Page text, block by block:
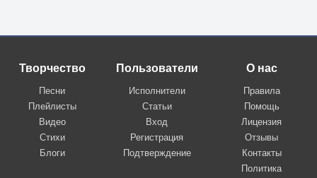
Творчество
Песни
Плейлисты
Видео
Стихи
Блоги
Пользователи
Исполнители
Статьи
Вход
Регистрация
Подтверждение
О нас
Правила
Помощь
Лицензия
Отзывы
Контакты
Политика